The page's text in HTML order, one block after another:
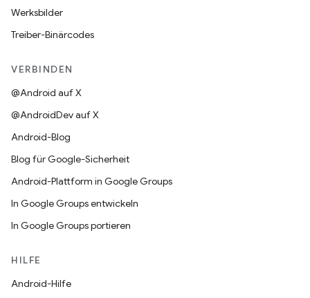
Werksbilder
Treiber-Binärcodes
VERBINDEN
@Android auf X
@AndroidDev auf X
Android-Blog
Blog für Google-Sicherheit
Android-Plattform in Google Groups
In Google Groups entwickeln
In Google Groups portieren
HILFE
Android-Hilfe